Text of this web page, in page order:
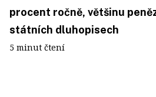
procent ročně, většinu
státních dluhopisech
5 minut čtení